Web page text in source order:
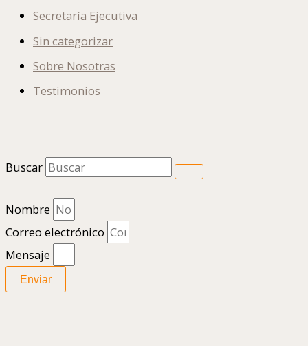
Secretaría Ejecutiva
Sin categorizar
Sobre Nosotras
Testimonios
Buscar
Nombre
Correo electrónico
Mensaje
Enviar